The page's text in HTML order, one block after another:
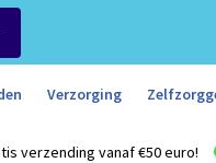
Verzorging
verzending vanaf €50 euro!